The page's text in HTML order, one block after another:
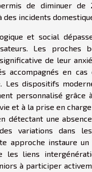
de diminuer de
des incidents
et social
Les proches
de leur
accompagnés en cas
Les dispositifs
personnalisé grâce
et à la prise en
détectant une absence
variations dans
approche instaure
les liens
à participer